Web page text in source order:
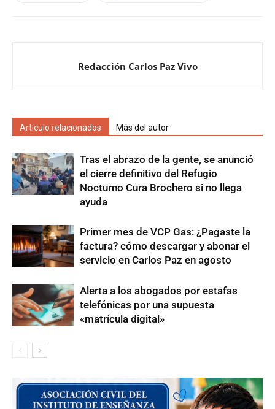
Redacción Carlos Paz Vivo
Artículo relacionados Más del autor
Tras el abrazo de la gente, se anunció
el cierre definitivo del Refugio
Nocturno Cura Brochero si no llega
ayuda
Primer mes de VCP Gas: ¿Pagaste la
factura? cómo descargar y abonar el
servicio en Carlos Paz en agosto
Alerta a los abogados por estafas
telefónicas por una supuesta
«matrícula digital»